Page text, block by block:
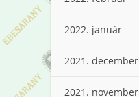
2022. január
2021. december
2021. november